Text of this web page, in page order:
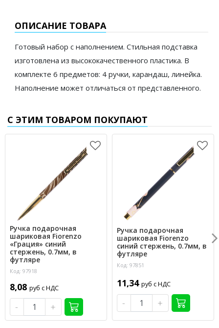
ОПИСАНИЕ ТОВАРА
Готовый набор с наполнением. Стильная подставка
изготовлена из высококачественного пластика. В
комплекте 6 предметов: 4 ручки, карандаш, линейка.
Наполнение может отличаться от представленного.
С ЭТИМ ТОВАРОМ ПОКУПАЮТ
Ручка подарочная
шариковая Fiorenzo
«Грация» синий
стержень, 0.7мм, в
футляре
Код: 97918
8,08 руб с НДС
- +
Ручка подарочная
шариковая Fiorenzo
синий стержень, 0.7мм, в
футляре
Код: 97851
11,34 руб с НДС
- +